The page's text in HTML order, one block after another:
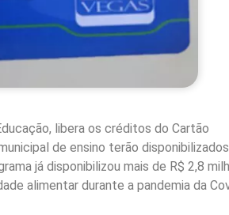
libera os créditos do Cartão
de ensino terão
já disponibilizou mais de R$ 2,8
alimentar durante a pandemia da